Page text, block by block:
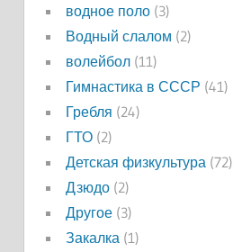
водное поло(3)
Водный слалом (2)
волейбол(11)
Гимнастика в СССР (41)
Гребля (24)
ГТО(2)
Детская физкультура (72)
Дзюдо(2)
Другое(3)
Закалка (1)